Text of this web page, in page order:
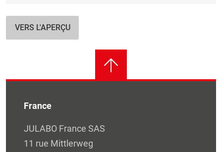
VERS L'APERÇU
France
JULABO France SAS
11 rue Mittlerweg